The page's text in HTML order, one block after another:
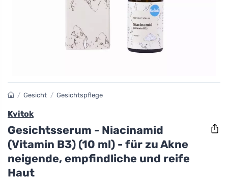
/ Gesicht / Gesichtspflege
Kvitok
Gesichtsserum - Niacinamid
(Vitamin B3) (10 ml) - für zu Akne
neigende, empfindliche und reife
Haut